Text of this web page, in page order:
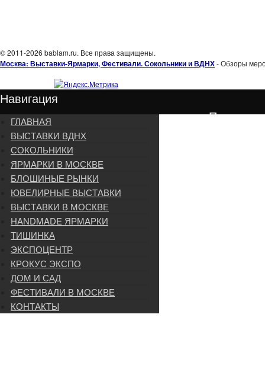
© 2011-2026 bablam.ru. Все права защищены.
Москва: Выставки-Ярмарки, Фестивали. Сокольники и ВДНХ- Обзоры
Навигация
Подписка
ГЛАВНАЯ
ВЫСТАВКИ ВДНХ
СОКОЛЬНИКИ
ЯРМАРКИ В МОСКВЕ
БЛОШИНЫЕ РЫНКИ
ЮВЕЛИРНЫЕ ВЫСТАВКИ
ВЫСТАВКИ В МОСКВЕ
HANDMADE ЯРМАРКИ
ТИШИНКА
ЭКСПОЦЕНТР
КРОКУС ЭКСПО
ДОМ И САД
ФЕСТИВАЛИ В МОСКВЕ
КОНТАКТЫ